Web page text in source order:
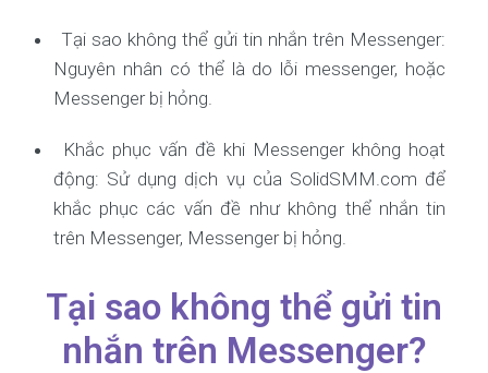
Tại sao không thể gửi tin nhắn trên Messenger:
Nguyên nhân có thể là do lỗi messenger, hoặc
Messenger bị hỏng.
Khắc phục vấn đề khi Messenger không hoạt
động: Sử dụng dịch vụ của SolidSMM.com để
khắc phục các vấn đề như không thể nhắn tin
trên Messenger, Messenger bị hỏng.
Tại sao không thể gửi tin
nhắn trên Messenger?